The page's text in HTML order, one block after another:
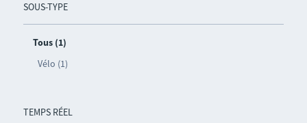
SOUS-TYPE
Tous (1)
Vélo (1)
TEMPS RÉEL